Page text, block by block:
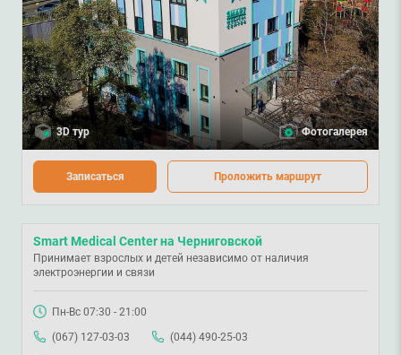
3D тур Фотогалерея
Записаться Проложить маршрут
Smart Medical Center на Черниговской
Принимает взрослых и детей независимо от наличия
электроэнергии и связи
Пн-Вс 07:30 - 21:00
(067) 127-03-03
(044) 490-25-03